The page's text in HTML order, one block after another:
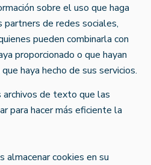
sobre el uso que haga
de redes sociales,
pueden combinarla con
proporcionado o que hayan
haya hecho de sus servicios.
archivos de texto que las
para hacer más eficiente la
almacenar cookies en su